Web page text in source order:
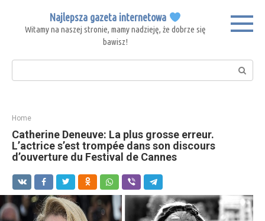
content
Najlepsza gazeta internetowa
Witamy na naszej stronie, mamy nadzieję, że dobrze się
bawisz!
Search:
Home
Catherine Deneuve: La plus grosse erreur.
L’actrice s’est trompée dans son discours
d’ouverture du Festival de Cannes